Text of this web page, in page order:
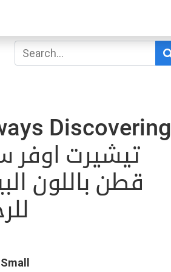
Discovering
تيشيرت اوفر
قطن باللون
Small